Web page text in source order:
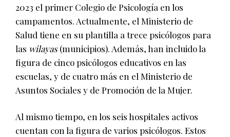
2023 el primer Colegio de Psicología en los
campamentos. Actualmente, el Ministerio de
Salud tiene en su plantilla a trece psicólogos para
las wilayas(municipios). Además, han incluido la
figura de cinco psicólogos educativos en las
escuelas, y de cuatro más en el Ministerio de
Asuntos Sociales y de Promoción de la Mujer.
Al mismo tiempo, en los seis hospitales activos
cuentan con la figura de varios psicólogos. Estos